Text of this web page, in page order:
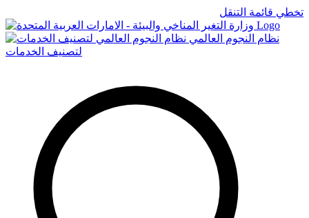
تخطي قائمة التنقل
Logo
نظام النجوم العالمي
لتصنيف الخدمات